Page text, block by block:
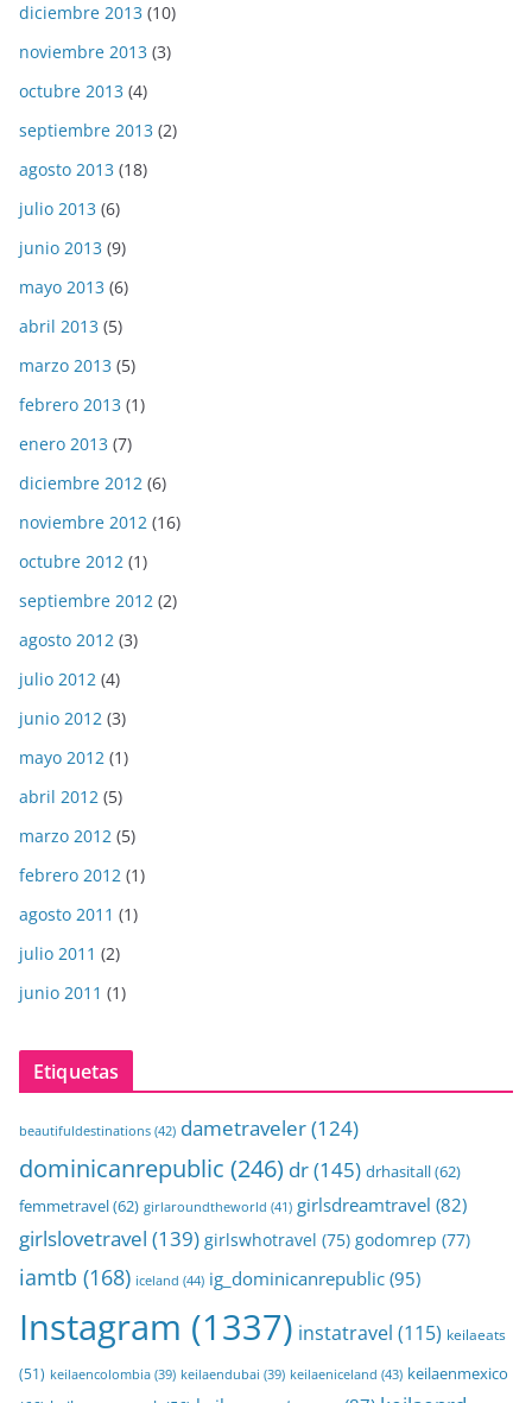
diciembre 2013 (10)
noviembre 2013 (3)
octubre 2013 (4)
septiembre 2013 (2)
agosto 2013 (18)
julio 2013 (6)
junio 2013 (9)
mayo 2013 (6)
abril 2013 (5)
marzo 2013 (5)
febrero 2013 (1)
enero 2013 (7)
diciembre 2012 (6)
noviembre 2012 (16)
octubre 2012 (1)
septiembre 2012 (2)
agosto 2012 (3)
julio 2012 (4)
junio 2012 (3)
mayo 2012 (1)
abril 2012 (5)
marzo 2012 (5)
febrero 2012 (1)
agosto 2011 (1)
julio 2011 (2)
junio 2011 (1)
Etiquetas
beautifuldestinations (42) dametraveler(124)
dominicanrepublic (246) dr(145) drhasitall(62)
femmetravel(62) girlaroundtheworld (41) girlsdreamtravel (82)
girlslovetravel (139) girlswhotravel (75) godomrep (77)
iamtb (168) iceland (44) ig_dominicanrepublic (95)
Instagram (1337) instatravel (115) keilaeats
(51) keilaencolombia (39) keilaendubai (39) keilaeniceland (43) keilaenmexico